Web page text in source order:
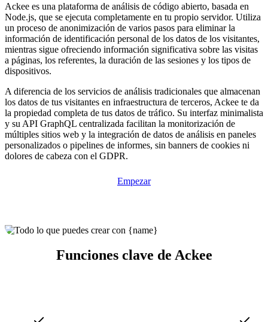
Ackee es una plataforma de análisis de código abierto, basada en
Node.js, que se ejecuta completamente en tu propio servidor. Utiliza
un proceso de anonimización de varios pasos para eliminar la
información de identificación personal de los datos de los visitantes,
mientras sigue ofreciendo información significativa sobre las visitas
a páginas, los referentes, la duración de las sesiones y los tipos de
dispositivos.
A diferencia de los servicios de análisis tradicionales que almacenan
los datos de tus visitantes en infraestructura de terceros, Ackee te da
la propiedad completa de tus datos de tráfico. Su interfaz minimalista
y su API GraphQL centralizada facilitan la monitorización de
múltiples sitios web y la integración de datos de análisis en paneles
personalizados o pipelines de informes, sin banners de cookies ni
dolores de cabeza con el GDPR.
Empezar
Funciones clave de Ackee